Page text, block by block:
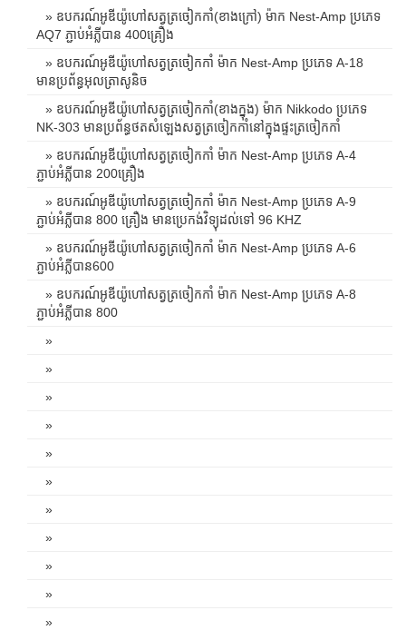
» ឧបករណ៍អូឌីយ៉ូហៅសត្វត្រចៀកកាំ(ខាងក្រៅ) ម៉ាក Nest-Amp ប្រភេទ
AQ7 ភ្ជាប់អំភ្លីបាន 400គ្រឿង
» ឧបករណ៍អូឌីយ៉ូហៅសត្វត្រចៀកកាំ ម៉ាក Nest-Amp ប្រភេទ A-18
មានប្រព័ន្ធអុលត្រាសូនិច
» ឧបករណ៍អូឌីយ៉ូហៅសត្វត្រចៀកកាំ(ខាងក្នុង) ម៉ាក Nikkodo ប្រភេទ
NK-303 មានប្រព័ន្ធថតសំឡេងសត្វត្រចៀកកាំនៅក្នុងផ្ទះត្រចៀកកាំ
» ឧបករណ៍អូឌីយ៉ូហៅសត្វត្រចៀកកាំ ម៉ាក Nest-Amp ប្រភេទ A-4
ភ្ជាប់អំភ្លីបាន 200គ្រឿង
» ឧបករណ៍អូឌីយ៉ូហៅសត្វត្រចៀកកាំ ម៉ាក Nest-Amp ប្រភេទ A-9
ភ្ជាប់អំភ្លីបាន 800 គ្រឿង មានប្រេកង់វិទ្យុដល់ទៅ 96 KHZ
» ឧបករណ៍អូឌីយ៉ូហៅសត្វត្រចៀកកាំ ម៉ាក Nest-Amp ប្រភេទ A-6
ភ្ជាប់អំភ្លីបាន600
» ឧបករណ៍អូឌីយ៉ូហៅសត្វត្រចៀកកាំ ម៉ាក Nest-Amp ប្រភេទ A-8
ភ្ជាប់អំភ្លីបាន 800
»
»
»
»
»
»
»
»
»
»
»